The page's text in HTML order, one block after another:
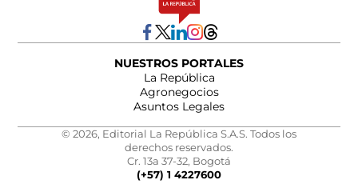
NUESTROS PORTALES
La República
Agronegocios
Asuntos Legales
© 2026, Editorial La República S.A.S. Todos los
derechos reservados.
Cr. 13a 37-32, Bogotá
(+57) 1 4227600